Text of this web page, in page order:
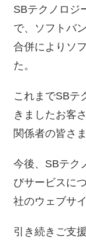
SBテクノロジ
で、ソフトバ
合併によりソ
た。
これまでSBテ
きましたお客
関係者の皆さ
今後、SBテク
びサービスに
社のウェブサ
引き続きご支